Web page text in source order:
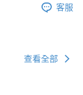
客服
查看全部